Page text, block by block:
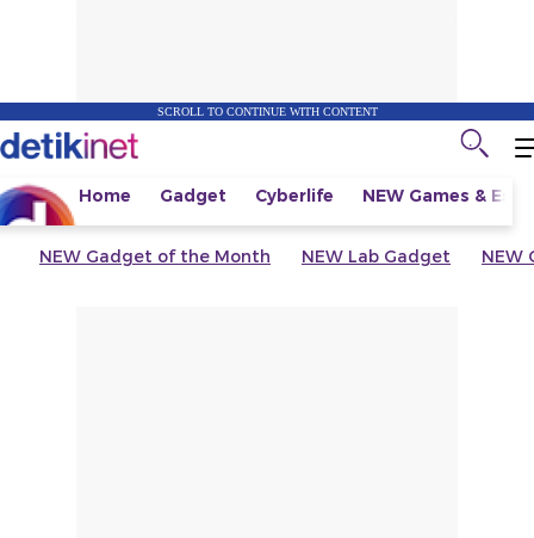
SCROLL TO CONTINUE WITH CONTENT
Home Gadget Cyberlife NEW Games &
NEW Gadget of the Month NEW Lab Gadget NEW